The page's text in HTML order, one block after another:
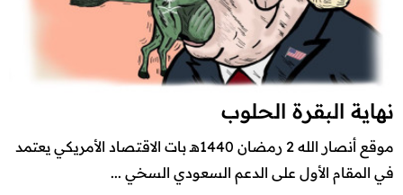
نهاية البقرة الحلوب
موقع أنصار الله 2 رمضان 1440هـ بات الاقتصاد الأمريكي يعتمد
في المقام الأول على الدعم السعودي السخي ...